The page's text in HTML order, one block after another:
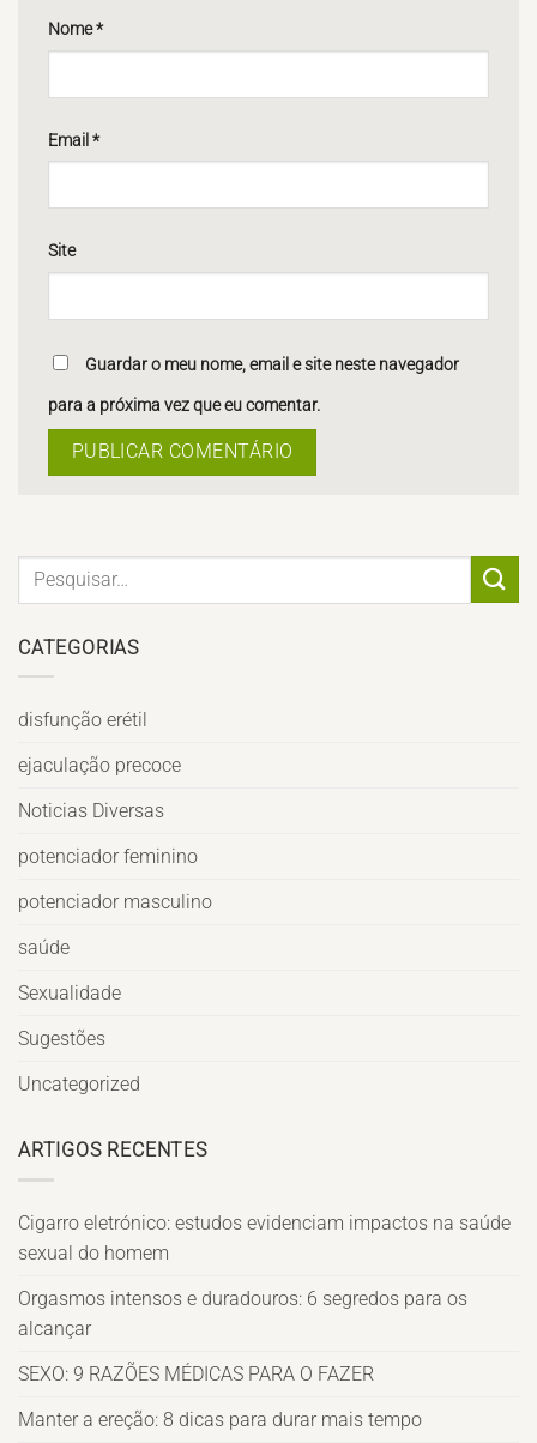
CATEGORIAS
disfunção erétil
ejaculação precoce
Noticias Diversas
potenciador feminino
potenciador masculino
saúde
Sexualidade
Sugestões
Uncategorized
ARTIGOS RECENTES
Cigarro eletrónico: estudos evidenciam impactos na saúde
sexual do homem
Orgasmos intensos e duradouros: 6 segredos para os
alcançar
SEXO: 9 RAZÕES MÉDICAS PARA O FAZER
Manter a ereção: 8 dicas para durar mais tempo
Nome*
Email *
Site
Guardar o meu nome, email e site neste navegador
para a próxima vez que eu comentar.